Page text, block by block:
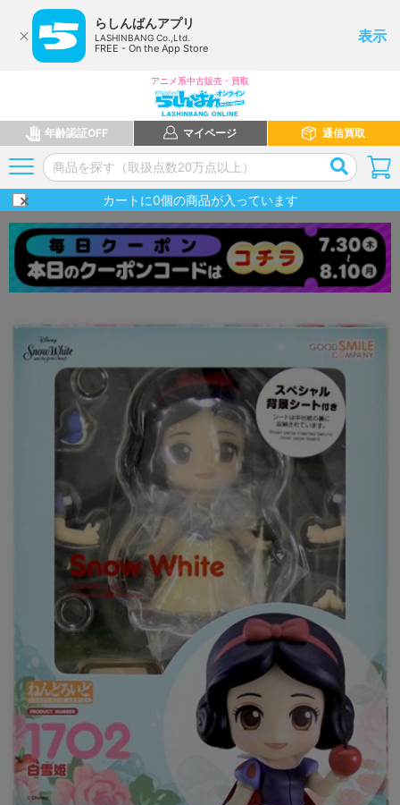
らしんばんアプリ
LASHINBANG Co.,Ltd.
FREE - On the App Store
表示
アニメ系中古販売・買取
年齢認証OFF マイページ 通信買取
カートに0個の商品が入っています